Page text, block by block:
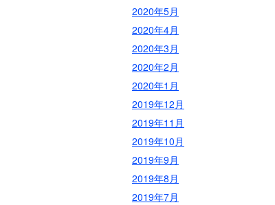
2020年5月
2020年4月
2020年3月
2020年2月
2020年1月
2019年12月
2019年11月
2019年10月
2019年9月
2019年8月
2019年7月